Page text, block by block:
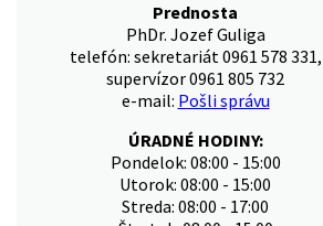
Prednosta
PhDr. Jozef Guliga
telefón: sekretariát 0961 578 331,
supervízor 0961 805 732
e-mail: Pošli správu
ÚRADNÉ HODINY:
Pondelok: 08:00 - 15:00
Utorok: 08:00 - 15:00
Streda: 08:00 - 17:00